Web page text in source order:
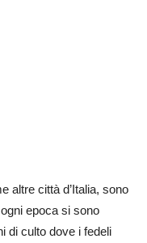
altre città d’Italia, sono
epoca si sono
di culto dove i fedeli